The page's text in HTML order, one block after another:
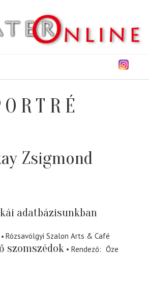
Zsigmond
adatbázisunkban
Rózsavölgyi Szalon Arts & Café
szomszédok Rendező
Őze